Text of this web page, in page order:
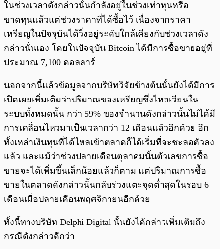
ในช่วงเวลาดังกล่าวนั้นกำลังอยู่ในช่วงเท่าทุนหรือ
ขาดทุนแล้วแต่ช่วงราคาที่ได้ซื้อไว้ เนื่องจากราคา
เหรียญในปัจจุบันได้วิ่งอยู่ระดับใกล้เคียงกับช่วงเวลาดัง
กล่าวนั่นเอง โดยในปัจจุบัน Bitcoin ได้มีการซื้อขายอยู่ที่
ประมาณ 7,100 ดอลลาร์
นอกจากนี้แล้วข้อมูลจากบริษัทวิจัยข้างต้นนั้นยังได้มีการ
เปิดเผยเพิ่มเติมว่าปริมาณของเหรียญซึ่งไหลเวียนใน
ระบบทั้งหมดนั้น กว่า 59% ของจำนวนดังกล่าวนั้นไม่ได้มี
การเคลื่อนไหวมาเป็นเวลากว่า 12 เดือนแล้วอีกด้วย อีก
ทั้งเหล่าเงินทุนที่ได้ไหลเข้าตลาดก็ได้เริ่มที่จะชะลอตัวลง
แล้ว และแม้ว่าช่วงปลายเดือนตุลาคมนั้นตัวเลขการซื้อ
ขายจะได้เพิ่มขึ้นเล็กน้อยแล้วก็ตาม แต่ปริมาณการซื้อ
ขายในตลาดดังกล่าวนั้นกลับร่วงแตะจุดต่ำสุดในรอบ 6
เดือนเมื่อปลายเดือนพฤศจิกายนอีกด้วย
ทั้งนี้ทางบริษัท Delphi Digital นั้นยังได้กล่าวเพิ่มเติมถึง
กรณีดังกล่าวดีกว่า